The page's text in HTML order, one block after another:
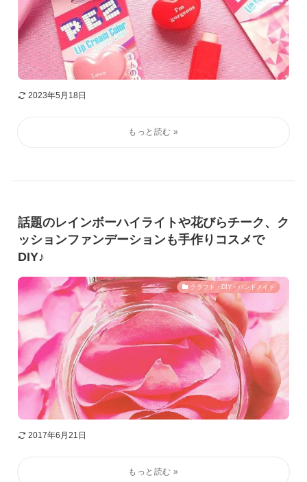
2023年5月18日
話題のレインボーハイライトや花びらチーク、ク
ッションファンデーションも手作りコスメで
DIY♪
クラフト・DIY・ハンドメイド
2017年6月21日